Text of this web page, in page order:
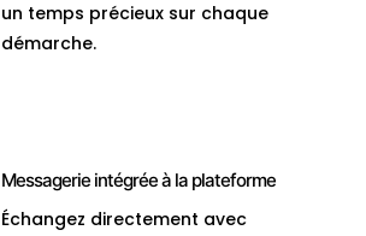
un temps précieux sur chaque
démarche.
Messagerie intégrée à la plateforme
Échangez directement avec